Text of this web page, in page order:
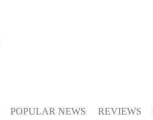
POPULAR NEWS REVIEWS